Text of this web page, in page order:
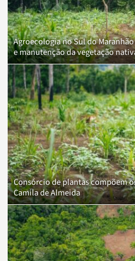
Agroecologia no Sul do
e manutenção da vegetação
Consórcio de plantas compõem
Camila de Almeida